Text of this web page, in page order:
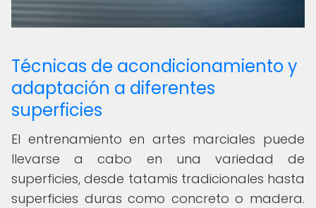
Técnicas de acondicionamiento y
adaptación a diferentes
superficies
El entrenamiento en artes marciales puede
llevarse a cabo en una variedad de
superficies, desde tatamis tradicionales hasta
superficies duras como concreto o madera.